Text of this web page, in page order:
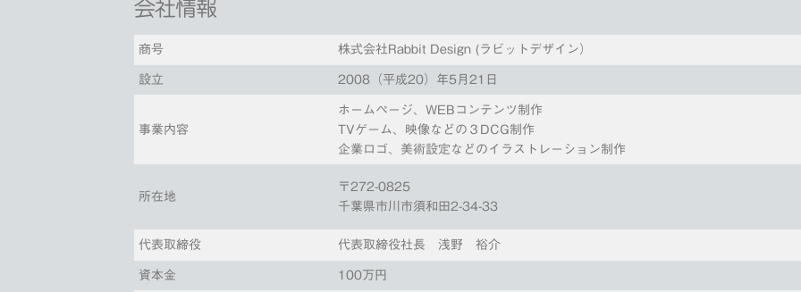
会社情報
商号 株式会社Rabbit Design (ラビットデザイン）
設立 2008（平成20）年5月21日
事業内容
ホームページ、WEBコンテンツ制作
TVゲーム、映像などの３DCG制作
企業ロゴ、美術設定などのイラストレーション制作
所在地
〒272-0825
千葉県市川市須和田2-34-33
代表取締役 代表取締役社長 浅野 裕介
資本金 100万円